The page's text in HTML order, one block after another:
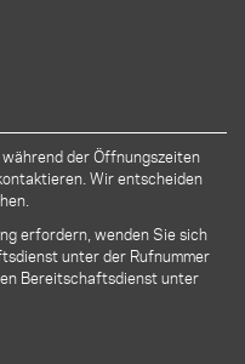
der Öffnungszeiten
Wir entscheiden
erfordern, wenden Sie sich
unter der Rufnummer
Bereitschaftsdienst unter